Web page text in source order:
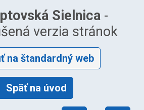
Sielnica -
verzia stránok
na štandardný web
Späť na úvod